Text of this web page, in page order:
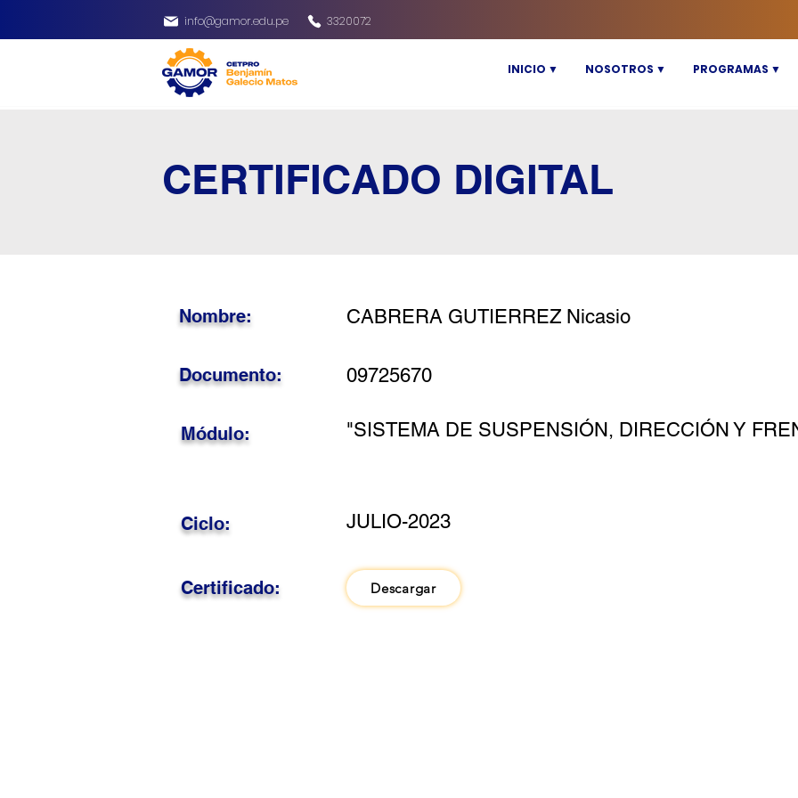
info@gamor.edu.pe 3320072
INICIO ▼ NOSOTROS ▼ PROGRAMAS ▼
CERTIFICADO DIGITAL
CABRERA GUTIERREZ Nicasio
Nombre:
09725670
Documento:
"SISTEMA DE SUSPENSIÓN, DIRECCIÓN Y
Módulo:
JULIO-2023
Ciclo:
Certificado: Descargar